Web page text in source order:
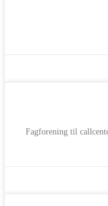
Fagforening til